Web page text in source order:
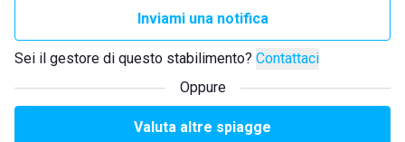
Inviami una notifica
Sei il gestore di questo stabilimento? Contattaci
Oppure
Valuta altre spiagge